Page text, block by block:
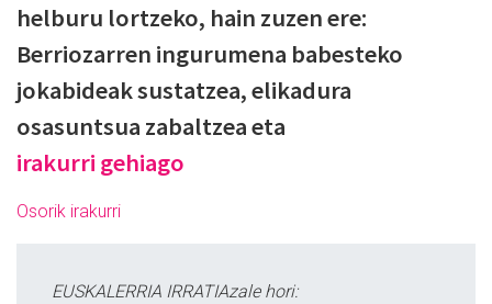
helburu lortzeko, hain zuzen ere:
Berriozarren ingurumena babesteko
jokabideak sustatzea, elikadura
osasuntsua zabaltzea eta
irakurri gehiago
Osorik irakurri
EUSKALERRIA IRRATIAzale hori: